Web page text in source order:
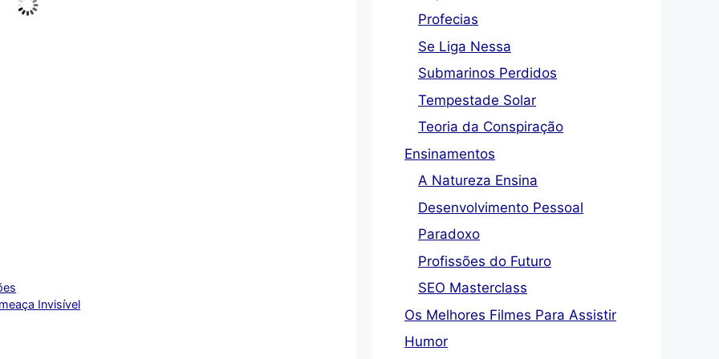
setembro, finalmente emergimos do mês de agosto, um
em uma névoa de azar e infortúnio. Foi em agosto que o ...
Invisível
Profecias
Se Liga Nessa
Submarinos Perdidos
Tempestade Solar
Teoria da Conspiração
Ensinamentos
A Natureza Ensina
Desenvolvimento Pessoal
Paradoxo
Profissões do Futuro
SEO Masterclass
Os Melhores Filmes Para Assistir
Humor